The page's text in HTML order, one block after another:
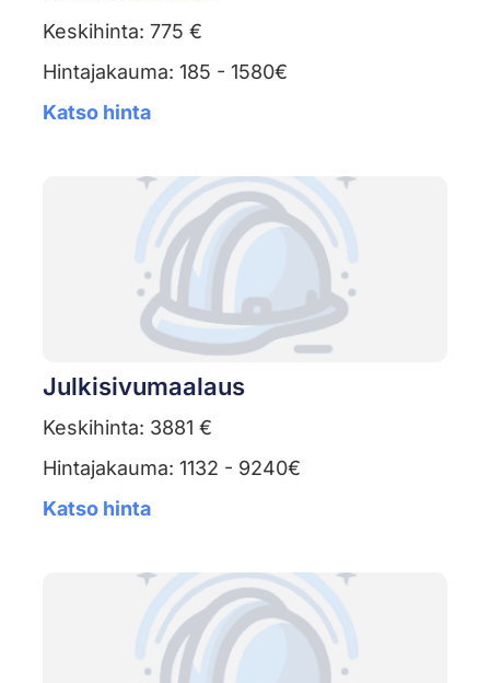
Keskihinta: 775 €
Hintajakauma: 185 - 1580€
Katso hinta
Julkisivumaalaus
Keskihinta: 3881 €
Hintajakauma: 1132 - 9240€
Katso hinta